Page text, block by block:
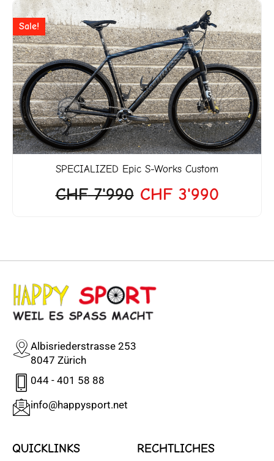
Sale!
SPECIALIZED Epic S-Works Custom
CHF7'990
Ursprünglicher
Preis
war:
CHF 7'990
CHF3'990
Preis
ist:
CHF
Albisriederstrasse 253
8047 Zürich
044 - 401 58 88
info@happysport.net
QUICKLINKS RECHTLICHES